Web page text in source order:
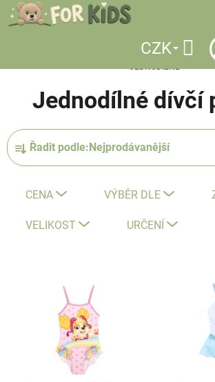
Přejít
na
CZK
OBLEČENÍ / PLAVKY
Jednodílné dívčí
Ř
a
Řadit podle: Nejprodávanější
CENA VÝBĚR DLE
VELIKOST URČENÍ